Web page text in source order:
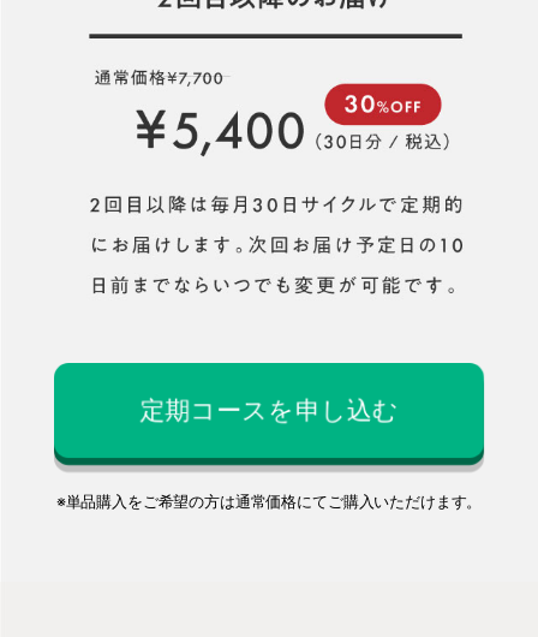
定期コースを申し込む
※単品購入をご希望の方は通常価格にてご購入いただけます。